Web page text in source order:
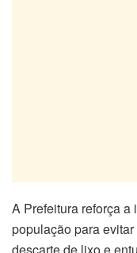
A Prefeitura reforça
população para
descarte de lixo e